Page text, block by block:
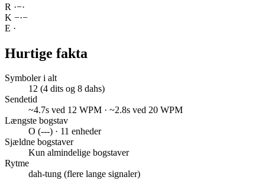
R ·−·
K −·−
E ·
Hurtige fakta
Symboler i alt
12 (4 dits og 8 dahs)
Sendetid
~4.7s ved 12 WPM · ~2.8s ved 20 WPM
Længste bogstav
O (---) · 11 enheder
Sjældne bogstaver
Kun almindelige bogstaver
Rytme
dah-tung (flere lange signaler)